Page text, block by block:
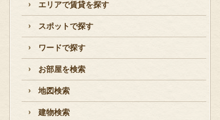
エリアで賃貸を探す
スポットで探す
ワードで探す
お部屋を検索
地図検索
建物検索